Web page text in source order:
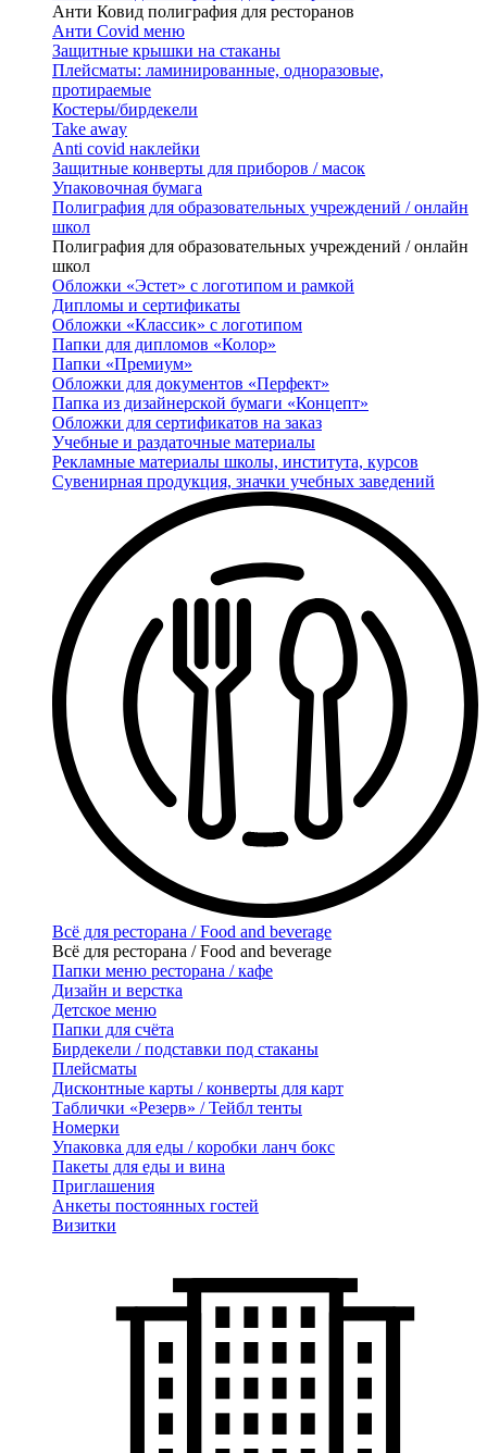
Анти Ковид полиграфия для ресторанов
Анти Covid меню
Защитные крышки на стаканы
Плейсматы: ламинированные, одноразовые,
протираемые
Костеры/бирдекели
Take away
Anti covid наклейки
Защитные конверты для приборов / масок
Упаковочная бумага
Полиграфия для образовательных учреждений / онлайн
школ
Полиграфия для образовательных учреждений / онлайн
школ
Обложки «Эстет» с логотипом и рамкой
Дипломы и сертификаты
Обложки «Классик» с логотипом
Папки для дипломов «Колор»
Папки «Премиум»
Обложки для документов «Перфект»
Папка из дизайнерской бумаги «Концепт»
Обложки для сертификатов на заказ
Учебные и раздаточные материалы
Рекламные материалы школы, института, курсов
Сувенирная продукция, значки учебных заведений
Всё для ресторана / Food and beverage
Всё для ресторана / Food and beverage
Папки меню ресторана / кафе
Дизайн и верстка
Детское меню
Папки для счёта
Бирдекели / подставки под стаканы
Плейсматы
Дисконтные карты / конверты для карт
Таблички «Резерв» / Тейбл тенты
Номерки
Упаковка для еды / коробки ланч бокс
Пакеты для еды и вина
Приглашения
Анкеты постоянных гостей
Визитки